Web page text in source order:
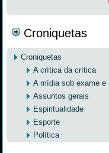
Croniquetas
Croniquetas
A crítica da crítica
A mídia sob exame e
Assuntos gerais
Espiritualidade
Esporte
Política